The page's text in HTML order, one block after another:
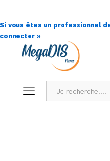
Si vous êtes un professionnel
connecter »